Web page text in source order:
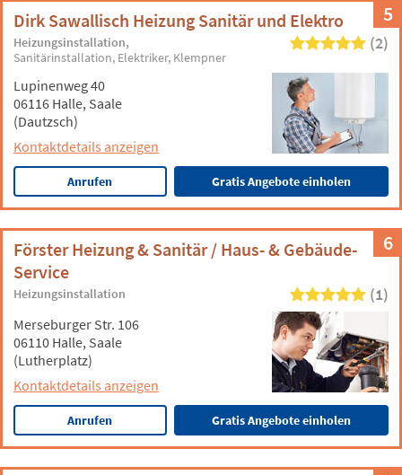
5
Dirk Sawallisch Heizung Sanitär und Elektro
Heizungsinstallation
Sanitärinstallation Elektriker Klempner
(2)
Lupinenweg 40
06116 Halle, Saale
(Dautzsch)
Kontaktdetails anzeigen
Anrufen Gratis Angebote einholen
6
Förster Heizung & Sanitär / Haus- & Gebäude-
Service
Heizungsinstallation (1)
Merseburger Str. 106
06110 Halle, Saale
(Lutherplatz)
Kontaktdetails anzeigen
Anrufen Gratis Angebote einholen